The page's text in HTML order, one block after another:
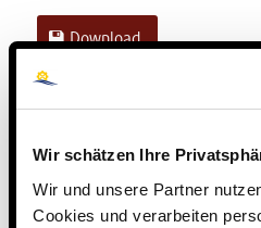
Wir schätzen Ihre
Wir und unsere Partner
Cookies und verarbeiten
Download